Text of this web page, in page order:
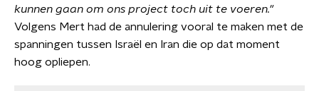
kunnen gaan om ons project toch uit te voeren."
Volgens Mert had de annulering vooral te maken met de
spanningen tussen Israël en Iran die op dat moment
hoog opliepen.